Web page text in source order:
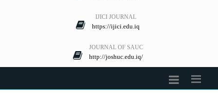
IJICI JOURNAL
https://ijici.edu.iq
JOURNAL OF SAUC
http://joshuc.edu.iq/